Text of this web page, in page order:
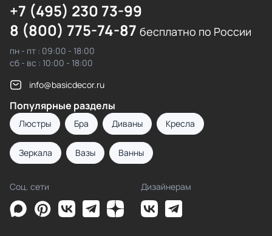
+7 (495) 230 73-99
8 (800) 775-74-87 бесплатно по России
пн - пт : 09:00 - 18:00
сб - вс : 10:00 - 18:00
info@basicdecor.ru
Популярные разделы
Люстры Бра Диваны Кресла
Зеркала Вазы Ванны
Соц. сети Дизайнерам